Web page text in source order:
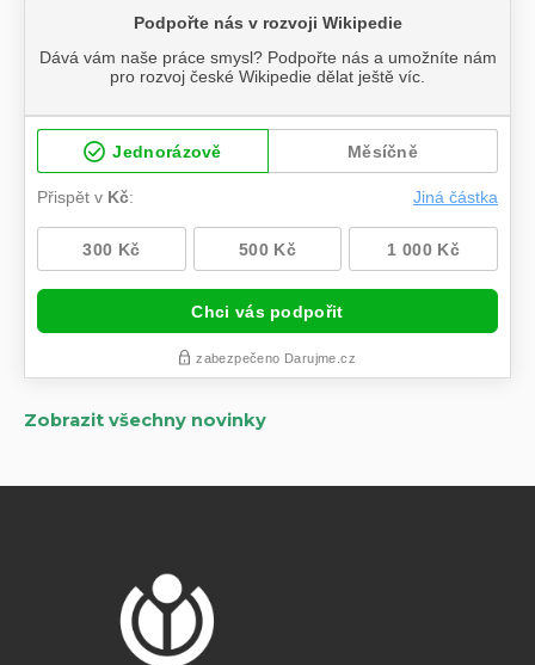
Zobrazit všechny novinky